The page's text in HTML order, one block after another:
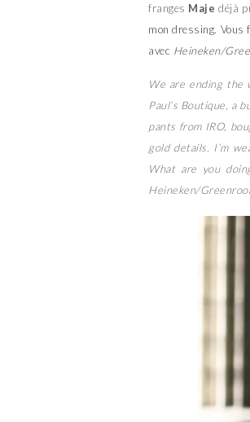
franges Maje déjà
mon dressing. Vous
avec Heineken/
We are ending the
Paul’s Boutique, a
pants from IRO,
gold details. I’m
What are you
Heineken/